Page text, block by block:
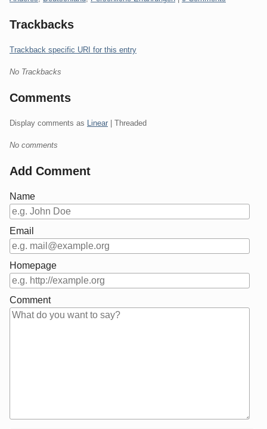
Trackbacks
Trackback specific URI for this entry
No Trackbacks
Comments
Display comments as Linear | Threaded
No comments
Add Comment
Name
Email
Homepage
Comment